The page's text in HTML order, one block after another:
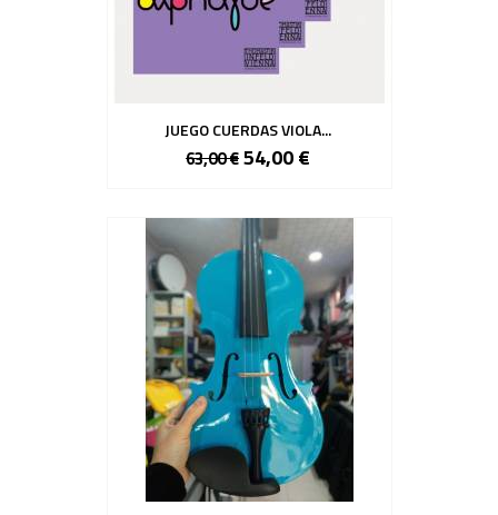
JUEGO CUERDAS VIOLA...
63,00 €54,00 €